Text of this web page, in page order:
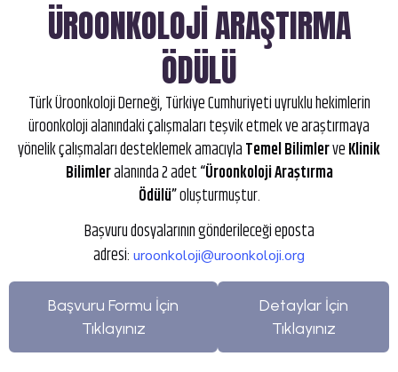
ÜROONKOLOJİ ARAŞTIRMA
ÖDÜLÜ
Türk Üroonkoloji Derneği, Türkiye Cumhuriyeti uyruklu hekimlerin
üroonkoloji alanındaki çalışmaları teşvik etmek ve araştırmaya
yönelik çalışmaları desteklemek amacıylaTemel BilimlerveKlinik
Bilimleralanında 2 adet“Üroonkoloji Araştırma
Ödülü”oluşturmuştur.
Başvuru dosyalarının gönderileceği eposta
adresi: uroonkoloji@uroonkoloji.org
Başvuru Formu İçin
Tıklayınız
Detaylar İçin
Tıklayınız